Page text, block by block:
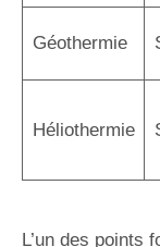
Géothermie
Héliothermie
L’un des points